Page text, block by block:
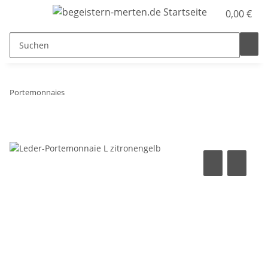
0,00 €
Portemonnaies